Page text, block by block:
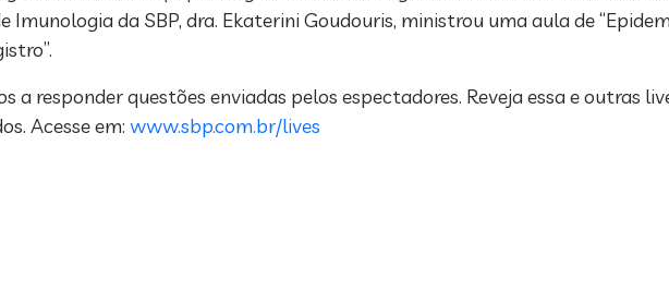
Imunologia da SBP, dra. Ekaterini Goudouris, ministrou uma aula de
responder questões enviadas pelos espectadores. Reveja essa e outras
Acesse em: www.sbp.com.br/lives